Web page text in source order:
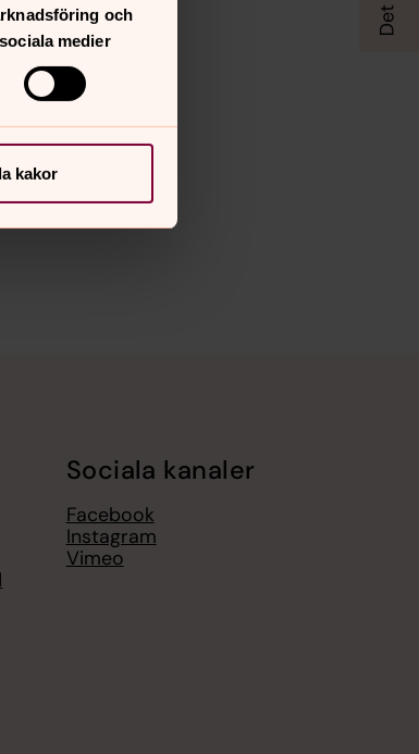
och
sociala medier
kakor
Sociala kanaler
Facebook
Instagram
Vimeo